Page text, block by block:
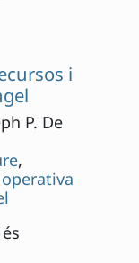
i
P. De
,